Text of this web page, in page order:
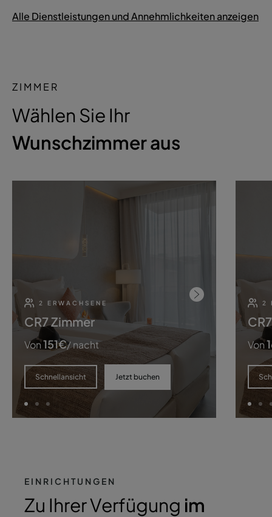
Alle Dienstleistungen und Annehmlichkeiten anzeigen
ZIMMER
Wählen Sie Ihr
Wunschzimmer aus
2 ERWACHSENE
CR7 Zimmer
Von151€/ nacht
Schnellansicht Jetzt buchen
2
Von
EINRICHTUNGEN
Zu Ihrer Verfügung im